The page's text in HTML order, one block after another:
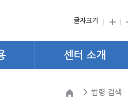
글자크기
센터 소개
법령 검색